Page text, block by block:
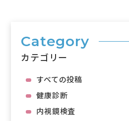
Category
カテゴリー
すべての投稿
健康診断
内視鏡検査